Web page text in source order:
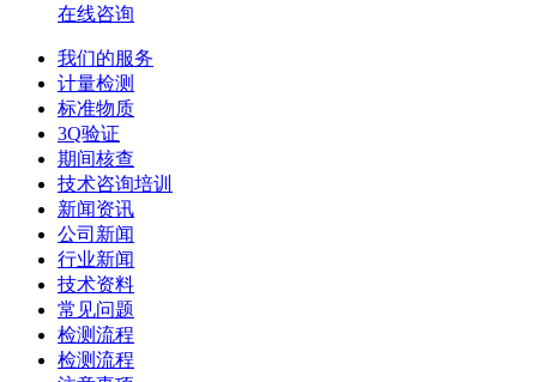
在线咨询
我们的服务
计量检测
标准物质
3Q验证
期间核查
技术咨询培训
新闻资讯
公司新闻
行业新闻
技术资料
常见问题
检测流程
检测流程